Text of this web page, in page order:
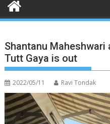
Shantanu
Tutt Gaya is out
2022/05/11 Ravi Tondak